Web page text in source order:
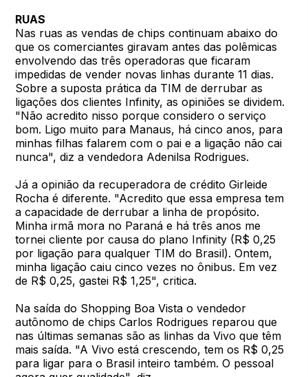
RUAS
Nas ruas as vendas de chips continuam abaixo do
que os comerciantes giravam antes das polêmicas
envolvendo das três operadoras que ficaram
impedidas de vender novas linhas durante 11 dias.
Sobre a suposta prática da TIM de derrubar as
ligações dos clientes Infinity, as opiniões se dividem.
"Não acredito nisso porque considero o serviço
bom. Ligo muito para Manaus, há cinco anos, para
minhas filhas falarem com o pai e a ligação não cai
nunca", diz a vendedora Adenilsa Rodrigues.
Já a opinião da recuperadora de crédito Girleide
Rocha é diferente. "Acredito que essa empresa tem
a capacidade de derrubar a linha de propósito.
Minha irmã mora no Paraná e há três anos me
tornei cliente por causa do plano Infinity (R$ 0,25
por ligação para qualquer TIM do Brasil). Ontem,
minha ligação caiu cinco vezes no ônibus. Em vez
de R$ 0,25, gastei R$ 1,25", critica.
Na saída do Shopping Boa Vista o vendedor
autônomo de chips Carlos Rodrigues reparou que
nas últimas semanas são as linhas da Vivo que têm
mais saída. "A Vivo está crescendo, tem os R$ 0,25
para ligar para o Brasil inteiro também. O pessoal